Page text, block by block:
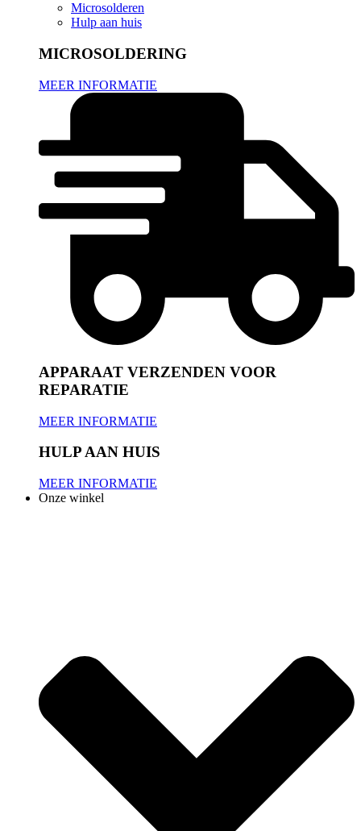
Microsolderen
Hulp aan huis
MICROSOLDERING
MEER INFORMATIE
APPARAAT VERZENDEN VOOR
REPARATIE
MEER INFORMATIE
HULP AAN HUIS
MEER INFORMATIE
Onze winkel